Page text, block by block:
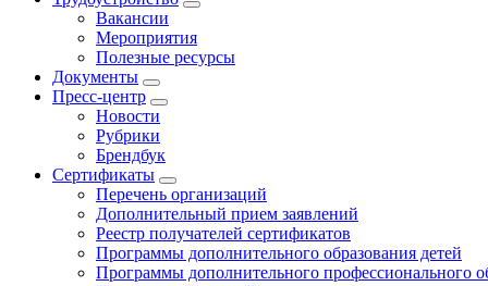
Вакансии
Мероприятия
Полезные ресурсы
Документы
Пресс-центр
Новости
Рубрики
Брендбук
Сертификаты
Перечень организаций
Дополнительный прием заявлений
Реестр получателей сертификатов
Программы дополнительного образования детей
Программы дополнительного профессионального